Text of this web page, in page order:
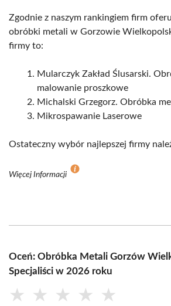
Zgodnie z naszym rankingiem firm
obróbki metali w Gorzowie
firmy to:
Mularczyk Zakład Ślusarski.
malowanie proszkowe
Michalski Grzegorz. Obróbka
Mikrospawanie Laserowe
Ostateczny wybór najlepszej firmy
Więcej Informacji
Oceń: Obróbka Metali Gorzów
Specjaliści w 2026 roku
★ ★ ★ ★ ★